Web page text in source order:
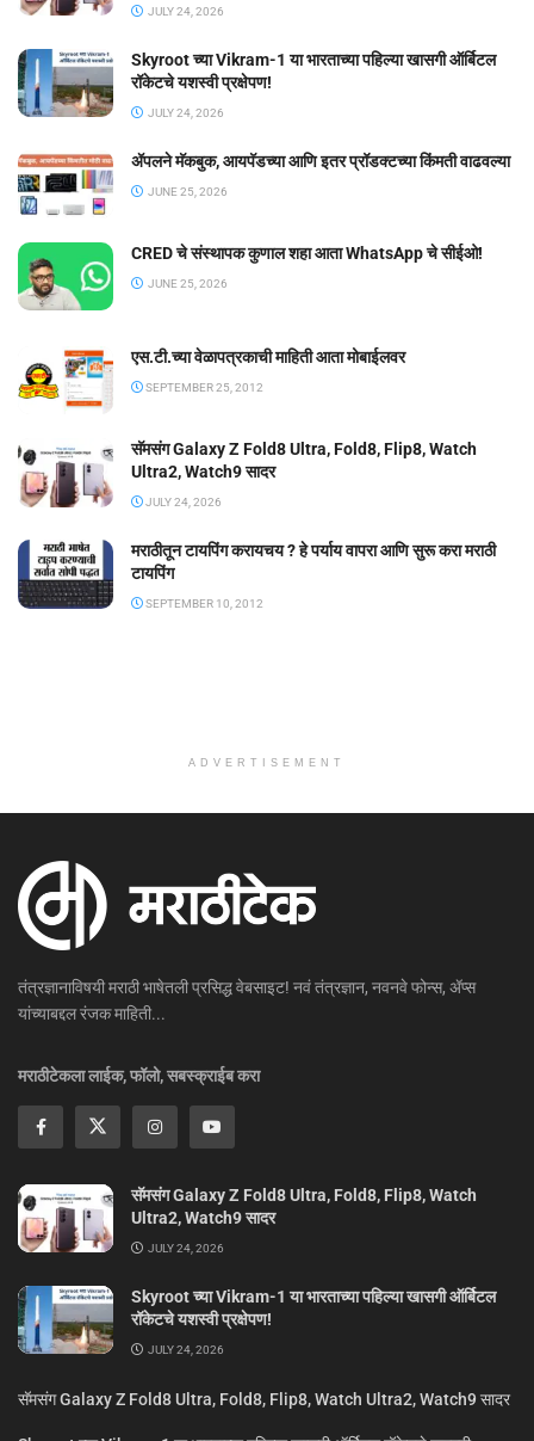
JULY 24, 2026
Skyroot च्या Vikram-1 या भारताच्या पहिल्या खासगी ऑर्बिटल
रॉकेटचे यशस्वी प्रक्षेपण!
JULY 24, 2026
ॲपलने मॅकबुक, आयपॅडच्या आणि इतर प्रॉडक्टच्या किंमती वाढवल्या
JUNE 25, 2026
CRED चे संस्थापक कुणाल शहा आता WhatsApp चे सीईओ!
JUNE 25, 2026
एस.टी.च्या वेळापत्रकाची माहिती आता मोबाईलवर
SEPTEMBER 25, 2012
सॅमसंग Galaxy Z Fold8 Ultra, Fold8, Flip8, Watch
Ultra2, Watch9 सादर
JULY 24, 2026
मराठीतून टायपिंग करायचय ? हे पर्याय वापरा आणि सुरू करा मराठी
टायपिंग
SEPTEMBER 10, 2012
ADVERTISEMENT
तंत्रज्ञानाविषयी मराठी भाषेतली प्रसिद्ध वेबसाइट! नवं तंत्रज्ञान, नवनवे फोन्स, ॲप्स
यांच्याबद्दल रंजक माहिती...
मराठीटेकला लाईक, फॉलो, सबस्क्राईब करा
सॅमसंग Galaxy Z Fold8 Ultra, Fold8, Flip8, Watch
Ultra2, Watch9 सादर
JULY 24, 2026
Skyroot च्या Vikram-1 या भारताच्या पहिल्या खासगी ऑर्बिटल
रॉकेटचे यशस्वी प्रक्षेपण!
JULY 24, 2026
सॅमसंग Galaxy Z Fold8 Ultra, Fold8, Flip8, Watch Ultra2, Watch9 सादर